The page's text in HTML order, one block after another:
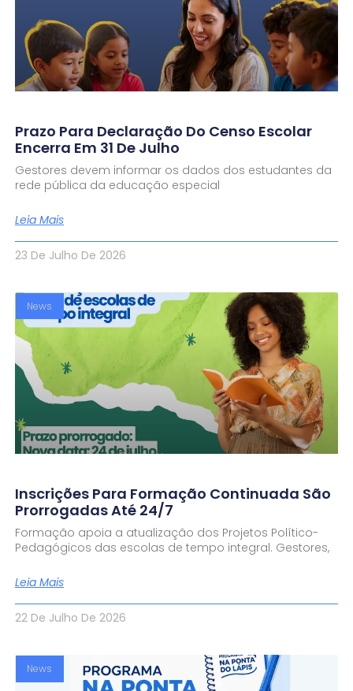
Prazo Para Declaração Do Censo Escolar
Encerra Em 31 De Julho
Gestores devem informar os dados dos estudantes da
rede pública da educação especial
Leia Mais
23 De Julho De 2026
News
Inscrições Para Formação Continuada São
Prorrogadas Até 24/7
Formação apoia a atualização dos Projetos Político-
Pedagógicos das escolas de tempo integral. Gestores,
Leia Mais
22 De Julho De 2026
News